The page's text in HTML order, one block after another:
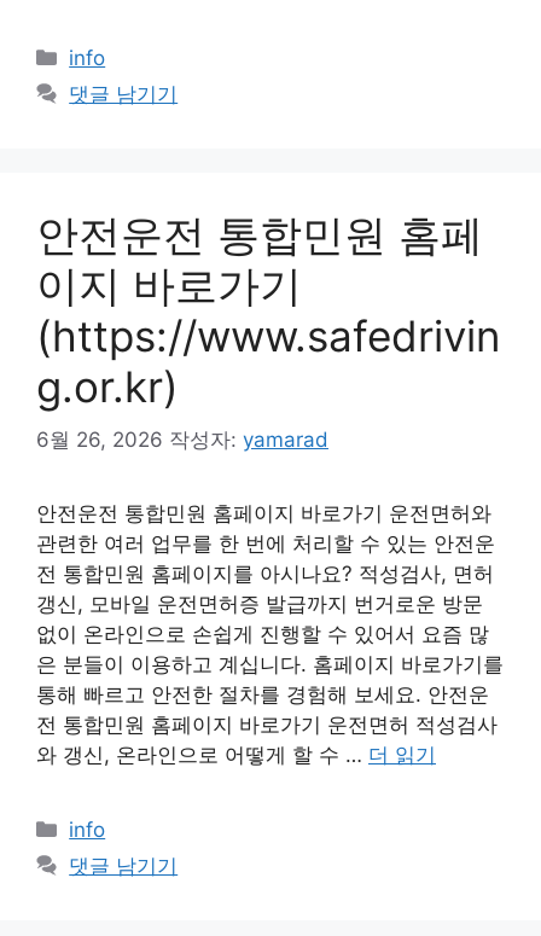
카
테
고
info
댓글 남기기
안전운전 통합민원 홈페
이지 바로가기
(https://www.safedrivin
g.or.kr)
6월 26, 2026 작성자: yamarad
안전운전 통합민원 홈페이지 바로가기 운전면허와
관련한 여러 업무를 한 번에 처리할 수 있는 안전운
전 통합민원 홈페이지를 아시나요? 적성검사, 면허
갱신, 모바일 운전면허증 발급까지 번거로운 방문
없이 온라인으로 손쉽게 진행할 수 있어서 요즘 많
은 분들이 이용하고 계십니다. 홈페이지 바로가기를
통해 빠르고 안전한 절차를 경험해 보세요. 안전운
전 통합민원 홈페이지 바로가기 운전면허 적성검사
와 갱신, 온라인으로 어떻게 할 수 … 더 읽기
카
테
info
댓글 남기기